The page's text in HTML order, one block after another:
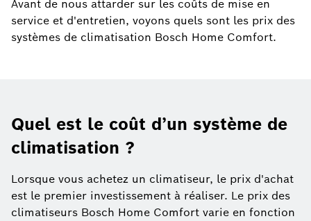
Avant de nous attarder sur les coûts de mise en
service et d'entretien, voyons quels sont les prix des
systèmes de climatisation Bosch Home Comfort.
Quel est le coût d’un système de
climatisation ?
Lorsque vous achetez un climatiseur, le prix d'achat
est le premier investissement à réaliser. Le prix des
climatiseurs Bosch Home Comfort varie en fonction